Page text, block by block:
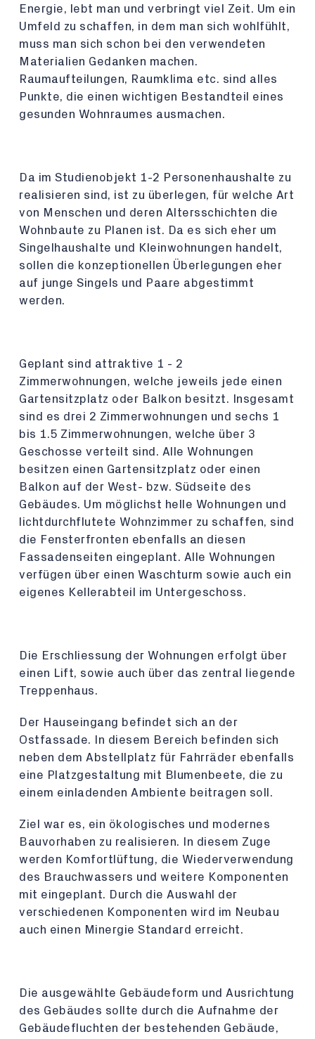
Energie, lebt man und verbringt viel Zeit. Um ein
Umfeld zu schaffen, in dem man sich wohlfühlt,
muss man sich schon bei den verwendeten
Materialien Gedanken machen.
Raumaufteilungen, Raumklima etc. sind alles
Punkte, die einen wichtigen Bestandteil eines
gesunden Wohnraumes ausmachen.
Da im Studienobjekt 1-2 Personenhaushalte zu
realisieren sind, ist zu überlegen, für welche Art
von Menschen und deren Altersschichten die
Wohnbaute zu Planen ist. Da es sich eher um
Singelhaushalte und Kleinwohnungen handelt,
sollen die konzeptionellen Überlegungen eher
auf junge Singels und Paare abgestimmt
werden.
Geplant sind attraktive 1 - 2
Zimmerwohnungen, welche jeweils jede einen
Gartensitzplatz oder Balkon besitzt. Insgesamt
sind es drei 2 Zimmerwohnungen und sechs 1
bis 1.5 Zimmerwohnungen, welche über 3
Geschosse verteilt sind. Alle Wohnungen
besitzen einen Gartensitzplatz oder einen
Balkon auf der West- bzw. Südseite des
Gebäudes. Um möglichst helle Wohnungen und
lichtdurchflutete Wohnzimmer zu schaffen, sind
die Fensterfronten ebenfalls an diesen
Fassadenseiten eingeplant. Alle Wohnungen
verfügen über einen Waschturm sowie auch ein
eigenes Kellerabteil im Untergeschoss.
Die Erschliessung der Wohnungen erfolgt über
einen Lift, sowie auch über das zentral liegende
Treppenhaus.
Der Hauseingang befindet sich an der
Ostfassade. In diesem Bereich befinden sich
neben dem Abstellplatz für Fahrräder ebenfalls
eine Platzgestaltung mit Blumenbeete, die zu
einem einladenden Ambiente beitragen soll.
Ziel war es, ein ökologisches und modernes
Bauvorhaben zu realisieren. In diesem Zuge
werden Komfortlüftung, die Wiederverwendung
des Brauchwassers und weitere Komponenten
mit eingeplant. Durch die Auswahl der
verschiedenen Komponenten wird im Neubau
auch einen Minergie Standard erreicht.
Die ausgewählte Gebäudeform und Ausrichtung
des Gebäudes sollte durch die Aufnahme der
Gebäudefluchten der bestehenden Gebäude,